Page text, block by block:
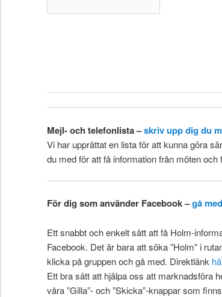
Mejl- och telefonlista –skriv upp dig du
Vi har upprättat en lista för att kunna göra
du med för att få information från möten och
För dig som använder Facebook –gå
Ett snabbt och enkelt sätt att få Holm-
Facebook. Det är bara att söka ”Holm” i
klicka på gruppen och gå med. Direktlänk
Ett bra sätt att hjälpa oss att marknadsföra
våra ”Gilla”- och ”Skicka”-knappar som